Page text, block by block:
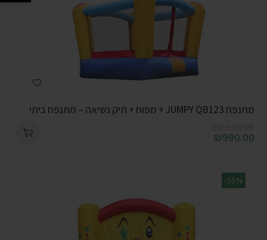
מתנפח JUMPY QB123 + מפוח + תיק נשיאה – מתנפח ביתי
₪990.00
-55%